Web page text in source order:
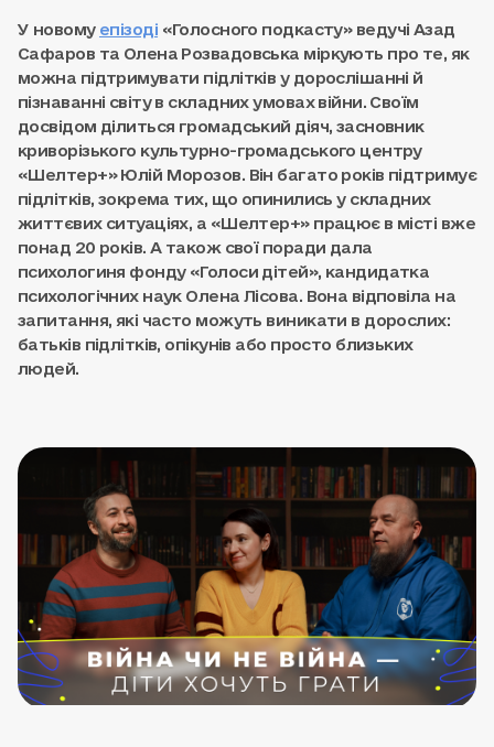
У новому епізоді «Голосного подкасту» ведучі Азад
Сафаров та Олена Розвадовська міркують про те, як
можна підтримувати підлітків у дорослішанні й
пізнаванні світу в складних умовах війни. Своїм
досвідом ділиться громадський діяч, засновник
криворізького культурно-громадського центру
«Шелтер+» Юлій Морозов. Він багато років підтримує
підлітків, зокрема тих, що опинились у складних
життєвих ситуаціях, а «Шелтер+» працює в місті вже
понад 20 років. А також свої поради дала
психологиня фонду «Голоси дітей», кандидатка
психологічних наук Олена Лісова. Вона відповіла на
запитання, які часто можуть виникати в дорослих:
батьків підлітків, опікунів або просто близьких
людей.